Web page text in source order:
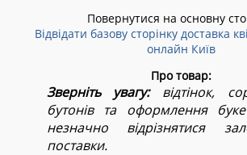
Повернутися на основну
Відвідати базову сторінку доставка
онлайн Київ
Про товар:
Зверніть увагу: відтінок,
бутонів та оформлення
незначно відрізнятися
поставки.